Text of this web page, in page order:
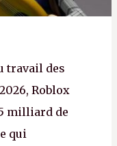
travail des
Roblox
milliard de
qui